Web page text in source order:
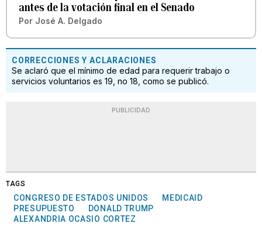
antes de la votación final en el Senado
Por José A. Delgado
CORRECCIONES Y ACLARACIONES
Se aclaró que el mínimo de edad para requerir trabajo o
servicios voluntarios es 19, no 18, como se publicó.
PUBLICIDAD
TAGS
CONGRESO DE ESTADOS UNIDOS
MEDICAID
PRESUPUESTO
DONALD TRUMP
ALEXANDRIA OCASIO CORTEZ